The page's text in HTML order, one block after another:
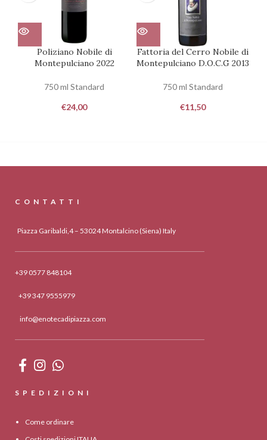
Poliziano Nobile di
Montepulciano 2022
750 ml Standard
€24,00
Fattoria del Cerro Nobile di
Montepulciano D.O.C.G 2013
750 ml Standard
€11,50
CONTATTI
Piazza Garibaldi,4 – 53024 Montalcino (Siena) Italy
+39 0577 848104
+39 347 9555979
info@enotecadipiazza.com
SPEDIZIONI
Come ordinare